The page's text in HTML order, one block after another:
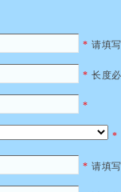
* 请填
* 长度
*
*
* 请填